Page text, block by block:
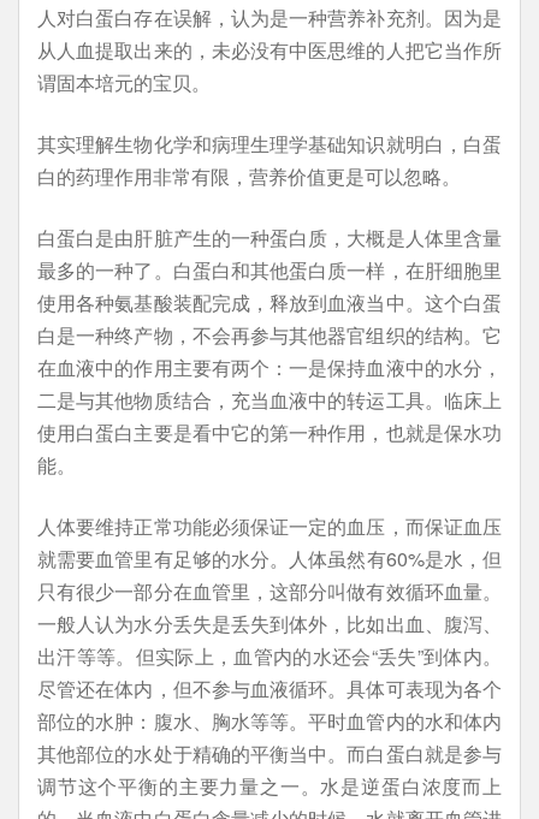
人对白蛋白存在误解，认为是一种营养补充剂。因为是
从人血提取出来的，未必没有中医思维的人把它当作所
谓固本培元的宝贝。
其实理解生物化学和病理生理学基础知识就明白，白蛋
白的药理作用非常有限，营养价值更是可以忽略。
白蛋白是由肝脏产生的一种蛋白质，大概是人体里含量
最多的一种了。白蛋白和其他蛋白质一样，在肝细胞里
使用各种氨基酸装配完成，释放到血液当中。这个白蛋
白是一种终产物，不会再参与其他器官组织的结构。它
在血液中的作用主要有两个：一是保持血液中的水分，
二是与其他物质结合，充当血液中的转运工具。临床上
使用白蛋白主要是看中它的第一种作用，也就是保水功
能。
人体要维持正常功能必须保证一定的血压，而保证血压
就需要血管里有足够的水分。人体虽然有60%是水，但
只有很少一部分在血管里，这部分叫做有效循环血量。
一般人认为水分丢失是丢失到体外，比如出血、腹泻、
出汗等等。但实际上，血管内的水还会“丢失”到体内。
尽管还在体内，但不参与血液循环。具体可表现为各个
部位的水肿：腹水、胸水等等。平时血管内的水和体内
其他部位的水处于精确的平衡当中。而白蛋白就是参与
调节这个平衡的主要力量之一。水是逆蛋白浓度而上